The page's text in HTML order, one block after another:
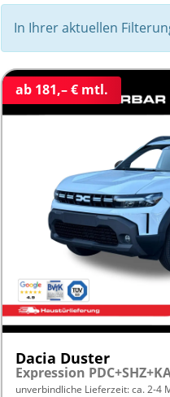
In Ihrer aktuellen
ab 181,– € mtl.
Dacia Duster
Expression
unverbindliche Lieferzeit: ca. 2-4